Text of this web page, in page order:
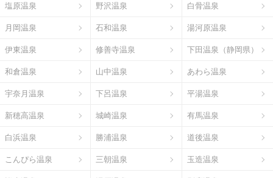
塩原温泉 野沢温泉 白骨温泉
月岡温泉 石和温泉 湯河原温泉
伊東温泉 修善寺温泉 下田温泉（静岡県）
和倉温泉 山中温泉 あわら温泉
宇奈月温泉 下呂温泉 平湯温泉
新穂高温泉 城崎温泉 有馬温泉
白浜温泉 勝浦温泉 道後温泉
こんぴら温泉 三朝温泉 玉造温泉